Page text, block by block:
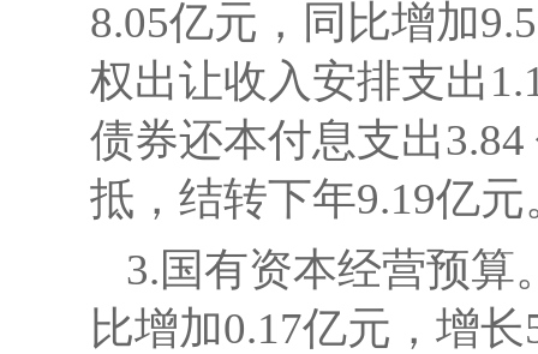
8.05亿元，同比增加
权出让收入安排支出
债券还本付息支出3.84
抵，结转下年9.19亿元
3.国有资本经营预算
比增加0.17亿元，增